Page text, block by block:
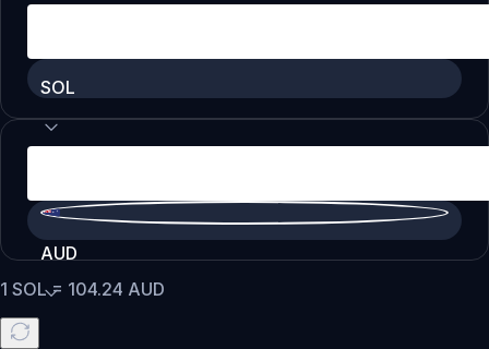
SOL
AUD
1 SOL= 104.24 AUD